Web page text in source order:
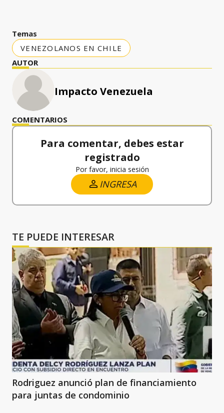
Temas
VENEZOLANOS EN CHILE
AUTOR
Impacto Venezuela
COMENTARIOS
Para comentar, debes estar
registrado
Por favor, inicia sesión
INGRESA
TE PUEDE INTERESAR
Rodriguez anunció plan de financiamiento
para juntas de condominio